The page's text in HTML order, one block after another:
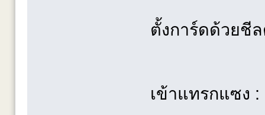
ตั้งการ์ดด้วยชี
เข้าแทรกแซง :